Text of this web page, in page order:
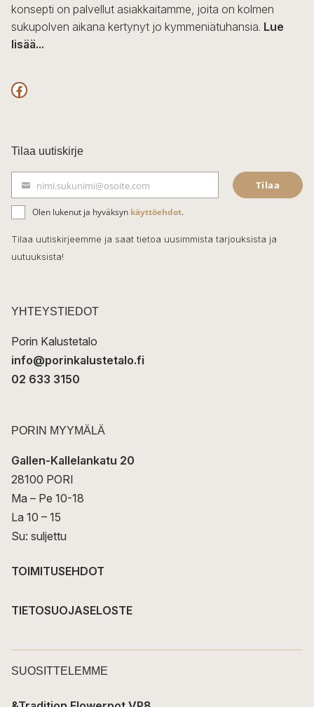
konsepti on palvellut asiakkaitamme, joita on kolmen
sukupolven aikana kertynyt jo kymmeniätuhansia. Lue
lisää...
F
c
e
b
o
o
k
Tilaa uutiskirje
ä
h
k
t
nimi.sukunimi@osoite.com Tilaa
Olen lukenut ja hyväksyn käyttöehdot.
Tilaa uutiskirjeemme ja saat tietoa uusimmista tarjouksista ja
uutuuksista!
YHTEYSTIEDOT
Porin Kalustetalo
info@porinkalustetalo.fi
02 633 3150
PORIN MYYMÄLÄ
Gallen-Kallelankatu 20
28100 PORI
Ma – Pe 10-18
La 10 – 15
Su: suljettu
TOIMITUSEHDOT
TIETOSUOJASELOSTE
SUOSITTELEMME